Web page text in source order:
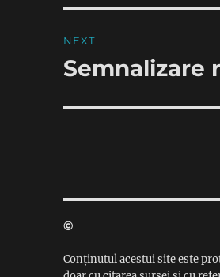
NEXT
Next
Semnalizare
©
Conținutul acestui site este